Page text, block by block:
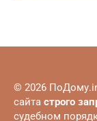
© 2026
сайта строго
судебном